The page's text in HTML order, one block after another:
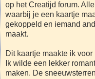
op het Creatijd forum.
waarbij je een kaartje
gekoppeld en iemand
maakt.
Dit kaartje maakte ik voor
Ik wilde een lekker
maken. De